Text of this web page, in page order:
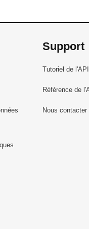
Support
Tutoriel de l'API
Référence de
Nous contacter